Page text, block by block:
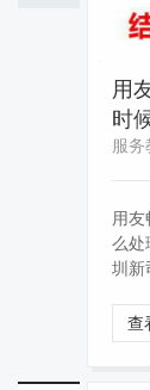
用
时
服
用友
么处
圳新
查
证。
查